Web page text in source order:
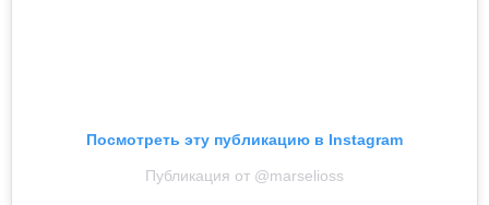
Посмотреть эту публикацию в Instagram
Публикация от @marselioss